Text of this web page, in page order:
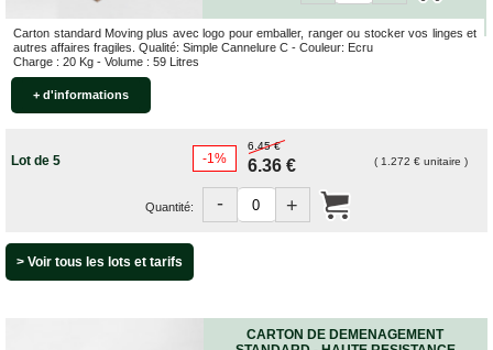
cutters
PRODUITS
D'EXPÉDITION
EN
À
DÉMÉNAGER
Carton standard Moving plus avec logo pour emballer, ranger ou stocker vos linges et
autres affaires fragiles. Qualité: Simple Cannelure C - Couleur: Ecru
Charge : 20 Kg - Volume : 59 Litres
+ d'informations
Lot de 5 -1%
6.45 €
6.36 € ( 1.272 € unitaire )
Quantité: +
-
> Voir tous les lots et tarifs
CARTON DE DEMENAGEMENT